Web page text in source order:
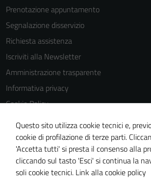
Prenotazione appuntamento
Segnalazione disservizio
Richiesta assistenza
Iscriviti alla Newsletter
Amministrazione trasparente
Informativa privacy
Cookie Policy
Media policy
Note legali
Dichiarazione di accessibilità
Piano di miglioramento del sito
Questo sito utilizza cookie tecnici e,
cookie di profilazione di terze parti.
'Accetta tutti' si presta il consenso alla
cliccando sul tasto 'Esci' si continua la
soli cookie tecnici. Link alla cookie policy